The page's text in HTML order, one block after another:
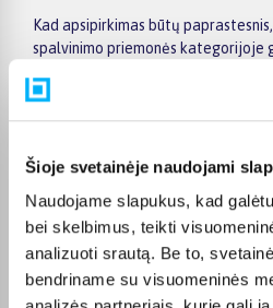
Šioje svetainėje naudojami
Naudojame slapukus, kad
bei skelbimus, teikti
analizuoti srautą. Be to,
bendriname su visuomeninės
Kad apsipirkimas būtų
spalvinimo priemonės kategorijoje
kitus aktualius kriterijus. Prekių
pagrindinius pasiūlymus, o prekės
pristatymą ir kitas pirkimo sąlygas.
pasirinktą prekę internetu.
BIGBOX.LT suteikia galimybę
nemokamu 24 mėnesių lizingu,
patogiai planuojant išlaidas.